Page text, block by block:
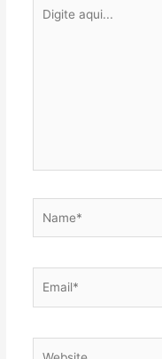
aqui...